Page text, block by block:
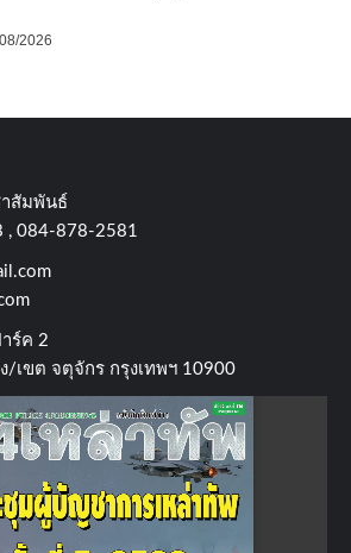
2026
สัมพันธ์
, 084-878-2581
ร์ค​ 2
เขต​ จตุจักร​ กรุงเทพฯ 10900